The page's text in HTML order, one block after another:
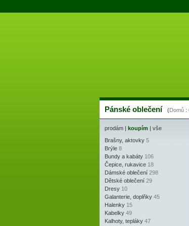
Pánské oblečení (Domů :
prodám | koupím | vše
Brašny, aktovky 5
Brýle 8
Bundy a kabáty 106
Čepice, rukavice 18
Dámské oblečení 298
Dětské oblečení 29
Dresy 10
Galanterie, doplňky 45
Halenky 15
Kabelky 49
Kalhoty, tepláky 47